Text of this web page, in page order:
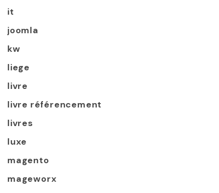
it
joomla
kw
liege
livre
livre référencement
livres
luxe
magento
mageworx